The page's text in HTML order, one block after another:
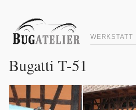
WERKSTATT
Bugatti T-51